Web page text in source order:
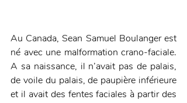
Au Canada, Sean Samuel Boulanger est
né avec une malformation crano-faciale.
A sa naissance, il n’avait pas de palais,
de voile du palais, de paupière inférieure
et il avait des fentes faciales à partir des